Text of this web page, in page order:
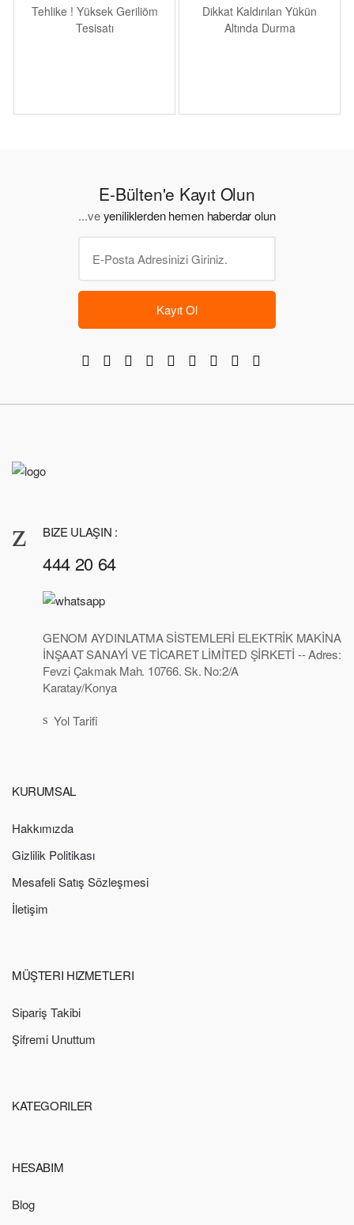
Tehlike ! Yüksek Geriliöm
Tesisatı
Dikkat Kaldırılan Yükün
Altında Durma
E-Bülten'e Kayıt Olun
...veyeniliklerden hemen haberdar olun
Kayıt Ol
BIZE ULAŞIN :
444 20 64
GENOM AYDINLATMA SİSTEMLERİ ELEKTRİK MAKİNA
İNŞAAT SANAYİ VE TİCARET LİMİTED ŞİRKETİ -- Adres:
Fevzi Çakmak Mah. 10766. Sk. No:2/A
Karatay/Konya
Yol Tarifi
KURUMSAL
Hakkımızda
Gizlilik Politikası
Mesafeli Satış Sözleşmesi
İletişim
MÜŞTERI HIZMETLERI
Sipariş Takibi
Şifremi Unuttum
KATEGORILER
HESABIM
Blog